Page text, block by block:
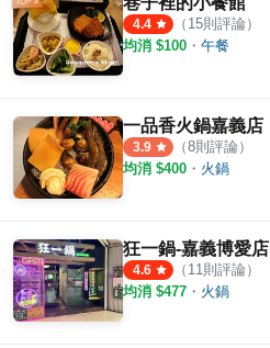
4.4 （ 15則評論）
均消 $100 ・ 午餐
一品香火鍋嘉義店
3.9 （8則評論）
均消 $400 ・ 火鍋
狂一鍋-嘉義博愛店
4.6 （ 11 則評論）
均消 $477 ・ 火鍋